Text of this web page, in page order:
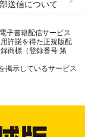
送信について
子書籍配信サービス
許諾を得た正規版配
商標（登録番号 第
掲示しているサービス